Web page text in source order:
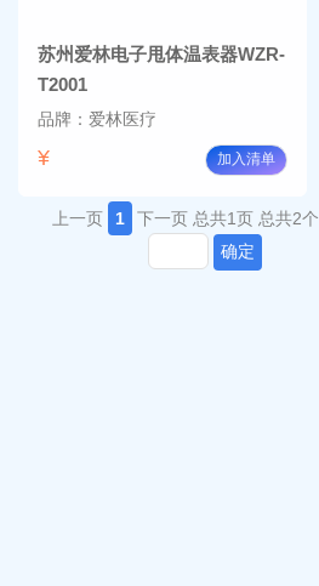
苏州爱林电子甩体温表器WZR-
T2001
品牌：爱林医疗
¥ 加入清单
上一页 1 下一页 总共1页 总共2个
确定